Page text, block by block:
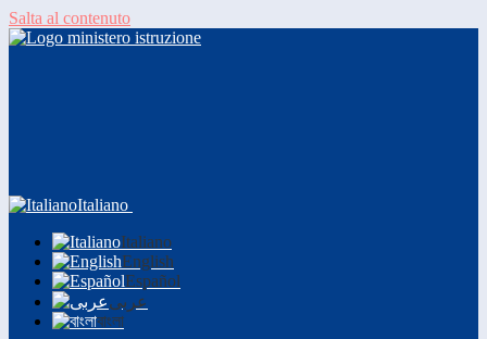
Salta al contenuto
Italiano
Italiano
English
Español
عربى
বাংলা